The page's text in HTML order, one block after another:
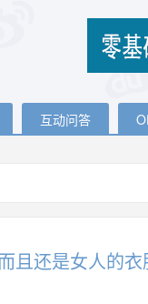
互动问答
且还是女人的衣